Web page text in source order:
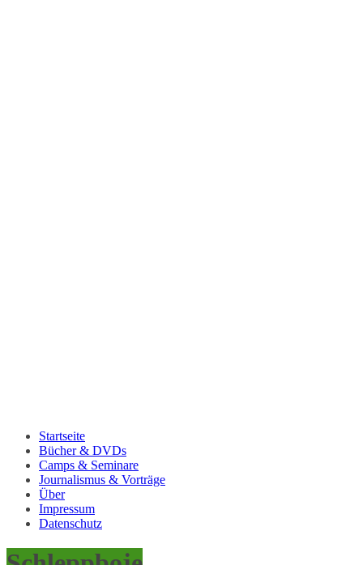
Startseite
Bücher & DVDs
Camps & Seminare
Journalismus & Vorträge
Über
Impressum
Datenschutz